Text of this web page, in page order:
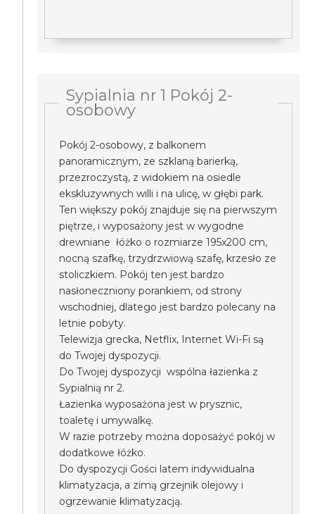
Sypialnia nr 1 Pokój 2-
osobowy
Pokój 2-osobowy, z balkonem
panoramicznym, ze szklaną barierką,
przezroczystą, z widokiem na osiedle
ekskluzywnych willi i na ulicę, w głębi park.
Ten większy pokój znajduje się na pierwszym
piętrze, i wyposażony jest w wygodne
drewniane łóżko o rozmiarze 195x200 cm,
nocną szafkę, trzydrzwiową szafę, krzesło ze
stoliczkiem. Pokój ten jest bardzo
nasłoneczniony porankiem, od strony
wschodniej, dlatego jest bardzo polecany na
letnie pobyty.
Telewizja grecka, Netflix, Internet Wi-Fi są
do Twojej dyspozycji.
Do Twojej dyspozycji wspólna łazienka z
Sypialnią nr 2.
Łazienka wyposażona jest w prysznic,
toaletę i umywalkę.
W razie potrzeby można doposażyć pokój w
dodatkowe łóżko.
Do dyspozycji Gości latem indywidualna
klimatyzacja, a zimą grzejnik olejowy i
ogrzewanie klimatyzacją.